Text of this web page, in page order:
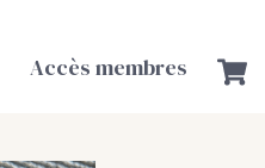
Accès membres